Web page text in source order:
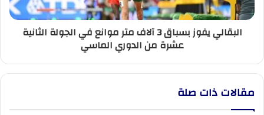
في
الجولة
الثانية
البقالي يفوز بسباق 3 آلاف متر موانع في الجولة الثانية
عشرة من الدوري الماسي
مقالات ذات صلة